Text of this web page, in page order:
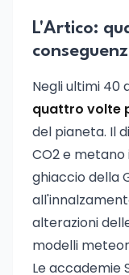
L'Artico:
Negli ultimi 40
quattro volte
del pianeta. Il
CO2 e
ghiaccio della
alterazioni
modelli
Le accademie